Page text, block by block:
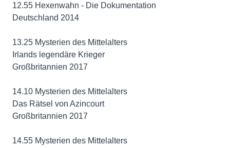
12.55 Hexenwahn - Die Dokumentation
Deutschland 2014
13.25 Mysterien des Mittelalters
Irlands legendäre Krieger
Großbritannien 2017
14.10 Mysterien des Mittelalters
Das Rätsel von Azincourt
Großbritannien 2017
14.55 Mysterien des Mittelalters